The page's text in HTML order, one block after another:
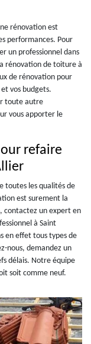
rénovation est
performances. Pour
un professionnel dans
rénovation de toiture à
de rénovation pour
vos budgets.
toute autre
vous apporter le
refaire
toutes les qualités de
est surement la
contactez un expert en
à Saint
en effet tous types de
nous, demandez un
délais. Notre équipe
soit comme neuf.